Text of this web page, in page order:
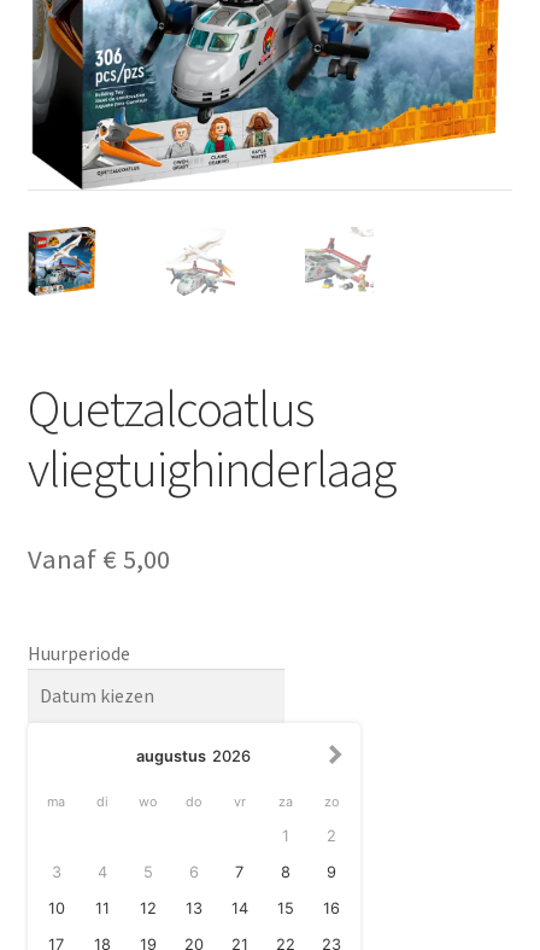
Quetzalcoatlus
vliegtuighinderlaag
Vanaf € 5,00
Huurperiode
augustus 2026
ma di wo do vr za zo
1
2
3
4 5 6 7 8
9
10
11 12 13 14 15
16
17
18 19 20 21 22
23